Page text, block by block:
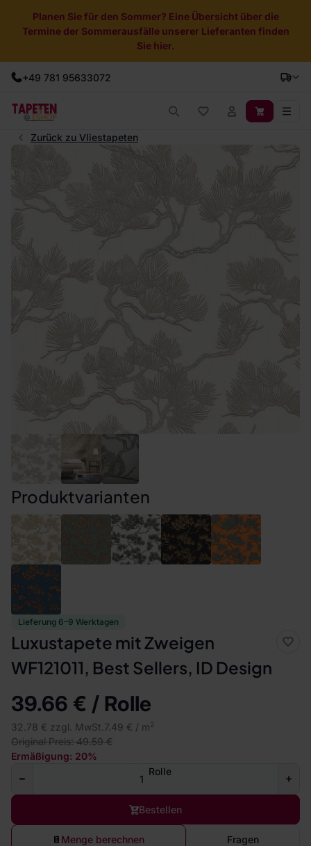
Planen Sie für den Sommer? Eine Übersicht über die
Termine der Sommerausfälle unserer Lieferanten finden
Sie hier.
+49 781 95633072
Zurück zu Vliestapeten
Lieferung 6–9 Werktagen
Luxustapete mit Zweigen
WF121011, Best Sellers, ID Design
39.66 € / Rolle
32.78 € zzgl. MwSt. 7.49 € / m2
Original Preis: 49.59 €
Ermäßigung: 20%
Rolle
Bestellen
Menge berechnen Fragen
Produktvarianten